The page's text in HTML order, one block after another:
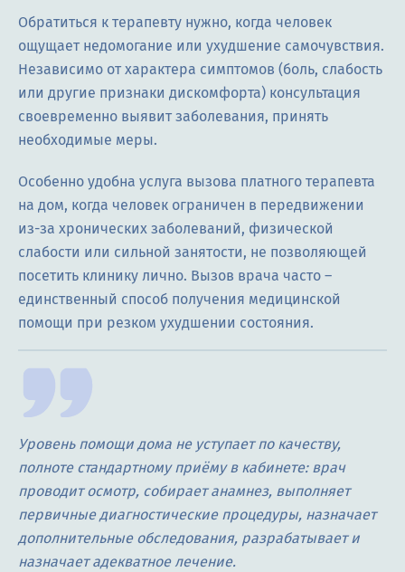
Обратиться к терапевту нужно, когда человек
ощущает недомогание или ухудшение самочувствия.
Независимо от характера симптомов (боль, слабость
или другие признаки дискомфорта) консультация
своевременно выявит заболевания, принять
необходимые меры.
Особенно удобна услуга вызова платного терапевта
на дом, когда человек ограничен в передвижении
из-за хронических заболеваний, физической
слабости или сильной занятости, не позволяющей
посетить клинику лично. Вызов врача часто –
единственный способ получения медицинской
помощи при резком ухудшении состояния.
Уровень помощи дома не уступает по качеству,
полноте стандартному приёму в кабинете: врач
проводит осмотр, собирает анамнез, выполняет
первичные диагностические процедуры, назначает
дополнительные обследования, разрабатывает и
назначает адекватное лечение.